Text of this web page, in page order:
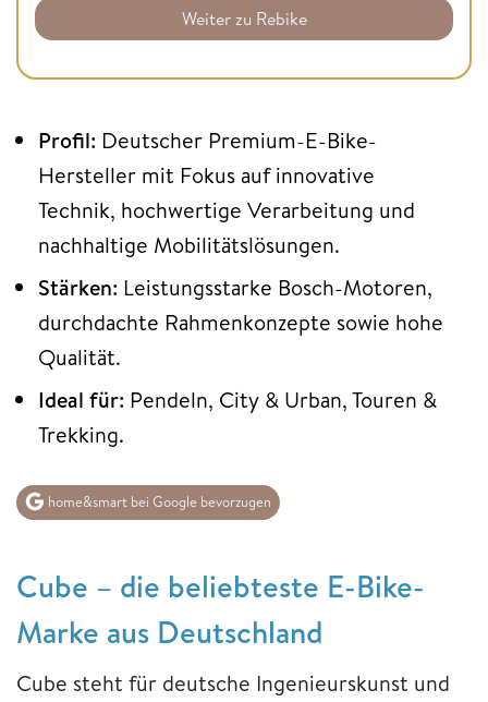
Weiter zu Rebike
Profil: Deutscher Premium-E-Bike-
Hersteller mit Fokus auf innovative
Technik, hochwertige Verarbeitung und
nachhaltige Mobilitätslösungen.
Stärken: Leistungsstarke Bosch-Motoren,
durchdachte Rahmenkonzepte sowie hohe
Qualität.
Ideal für: Pendeln, City & Urban, Touren &
Trekking.
home&smart bei Google bevorzugen
Cube – die beliebteste E-Bike-
Marke aus Deutschland
Cube steht für deutsche Ingenieurskunst und